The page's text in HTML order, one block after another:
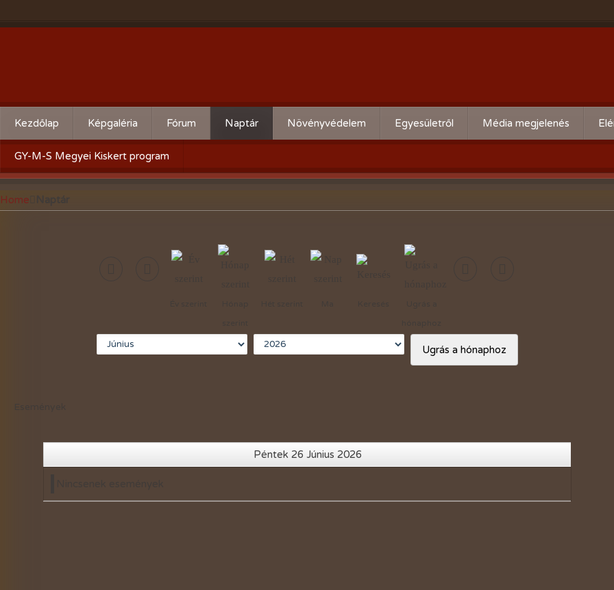
Kezdőlap Képgaléria
Évente:
2026-évi események
2023-évi események
2020-évi események
Fórum
Hogyan csináld! - Kérdezz,
Zöldségeskert
Naptár Növényvédelem
Aktuális növényvédelmi teendők
Egyesületről
Alapszabály
Adó 1%
Média megjelenés
GY-M-S Megyei Kiskert program
Home Naptár
Ugrás a hónaphoz
Péntek 26 Június 2026